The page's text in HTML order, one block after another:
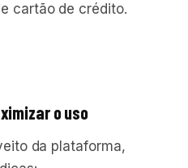
cartão de crédito.
o uso
da plataforma,